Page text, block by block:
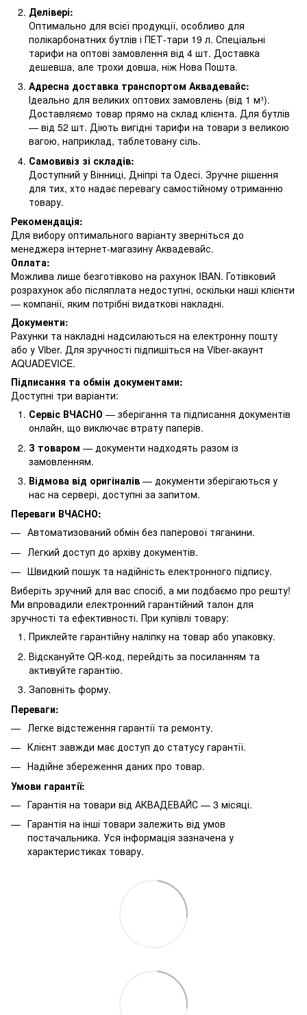
Делівері:
Оптимально для всієї продукції, особливо для
полікарбонатних бутлів і ПЕТ-тари 19 л. Спеціальні
тарифи на оптові замовлення від 4 шт. Доставка
дешевша, але трохи довша, ніж Нова Пошта.
Адресна доставка транспортом Аквадевайс:
Ідеально для великих оптових замовлень (від 1 м³).
Доставляємо товар прямо на склад клієнта. Для бутлів
— від 52 шт. Діють вигідні тарифи на товари з великою
вагою, наприклад, таблетовану сіль.
Самовивіз зі складів:
Доступний у Вінниці, Дніпрі та Одесі. Зручне рішення
для тих, хто надає перевагу самостійному отриманню
товару.
Рекомендація:
Для вибору оптимального варіанту зверніться до
менеджера інтернет-магазину Аквадевайс.
Оплата:
Можлива лише безготівково на рахунок IBAN. Готівковий
розрахунок або післяплата недоступні, оскільки наші клієнти
— компанії, яким потрібні видаткові накладні.
Документи:
Рахунки та накладні надсилаються на електронну пошту
або у Viber. Для зручності підпишіться на Viber-акаунт
AQUADEVICE.
Підписання та обмін документами:
Доступні три варіанти:
Сервіс ВЧАСНО — зберігання та підписання документів
онлайн, що виключає втрату паперів.
З товаром — документи надходять разом із
замовленням.
Відмова від оригіналів — документи зберігаються у
нас на сервері, доступні за запитом.
Переваги ВЧАСНО:
Автоматизований обмін без паперової тяганини.
Легкий доступ до архіву документів.
Швидкий пошук та надійність електронного підпису.
Виберіть зручний для вас спосіб, а ми подбаємо про решту!
Ми впровадили електронний гарантійний талон для
зручності та ефективності. При купівлі товару:
Приклейте гарантійну наліпку на товар або упаковку.
Відскануйте QR-код, перейдіть за посиланням та
активуйте гарантію.
Заповніть форму.
Переваги:
Легке відстеження гарантії та ремонту.
Клієнт завжди має доступ до статусу гарантії.
Надійне збереження даних про товар.
Умови гарантії:
Гарантія на товари від АКВАДЕВАЙС — 3 місяці.
Гарантія на інші товари залежить від умов
постачальника. Уся інформація зазначена у
характеристиках товару.